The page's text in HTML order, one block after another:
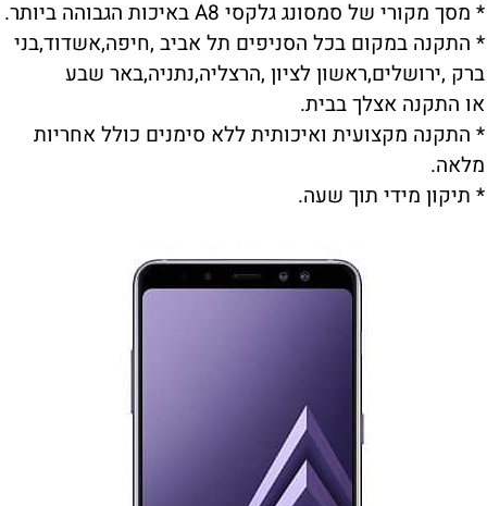
* מסך מקורי של סמסונג גלקסי A8 באיכות הגבוהה ביותר.
* התקנה במקום בכל הסניפים תל אביב ,חיפה,אשדוד,בני
ברק ,ירושלים,ראשון לציון ,הרצליה,נתניה,באר שבע
או התקנה אצלך בבית.
* התקנה מקצועית ואיכותית ללא סימנים כולל אחריות
מלאה.
* תיקון מידי תוך שעה.